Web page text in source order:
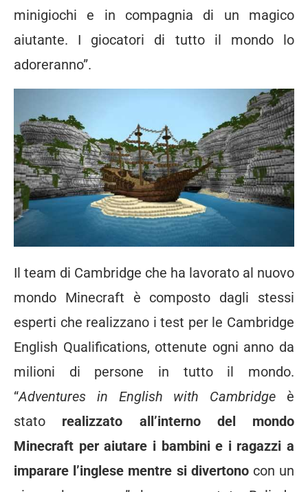
minigiochi e in compagnia di un magico
aiutante. I giocatori di tutto il mondo lo
adoreranno”.
Il team di Cambridge che ha lavorato al nuovo
mondo Minecraft è composto dagli stessi
esperti che realizzano i test per le Cambridge
English Qualifications, ottenute ogni anno da
milioni di persone in tutto il mondo.
“Adventures in English with Cambridge è
stato realizzato all’interno del mondo
Minecraft per aiutare i bambini e i ragazzi a
imparare l’inglese mentre si divertonocon un